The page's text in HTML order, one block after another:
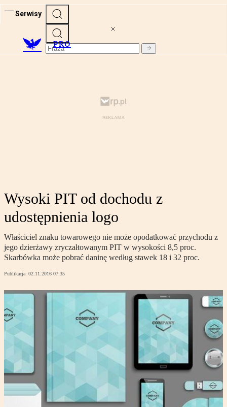
Serwisy
PRO
Wysoki PIT od dochodu z
udostępnienia logo
Właściciel znaku towarowego nie może opodatkować przychodu z
jego dzierżawy zryczałtowanym PIT w wysokości 8,5 proc.
Skarbówka może pobrać daninę według stawek 18 i 32 proc.
Publikacja: 02.11.2016 07:35